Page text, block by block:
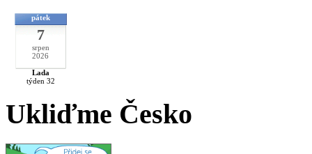
pátek
7
srpen
2026
Lada
týden 32
Ukliďme Česko